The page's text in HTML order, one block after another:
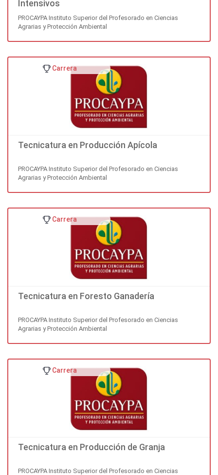
Intensivos
PROCAYPA Instituto Superior del Profesorado en Ciencias
Agrarias y Protección Ambiental
Tecnicatura en Producción Apícola
PROCAYPA Instituto Superior del Profesorado en Ciencias
Agrarias y Protección Ambiental
Carrera
Tecnicatura en Foresto Ganadería
PROCAYPA Instituto Superior del Profesorado en Ciencias
Agrarias y Protección Ambiental
Carrera
Tecnicatura en Producción de Granja
PROCAYPA Instituto Superior del Profesorado en Ciencias
Carrera